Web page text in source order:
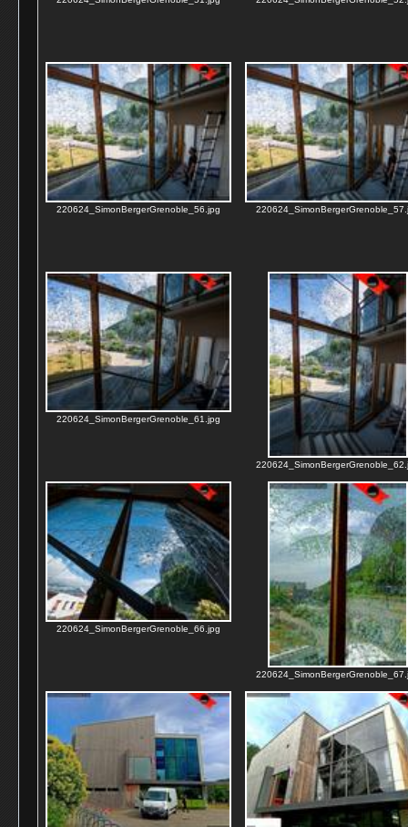
220624_SimonBergerGrenoble_56.jpg
220624_SimonBergerGrenoble_61.jpg
220624_SimonBergerGrenoble_66.jpg